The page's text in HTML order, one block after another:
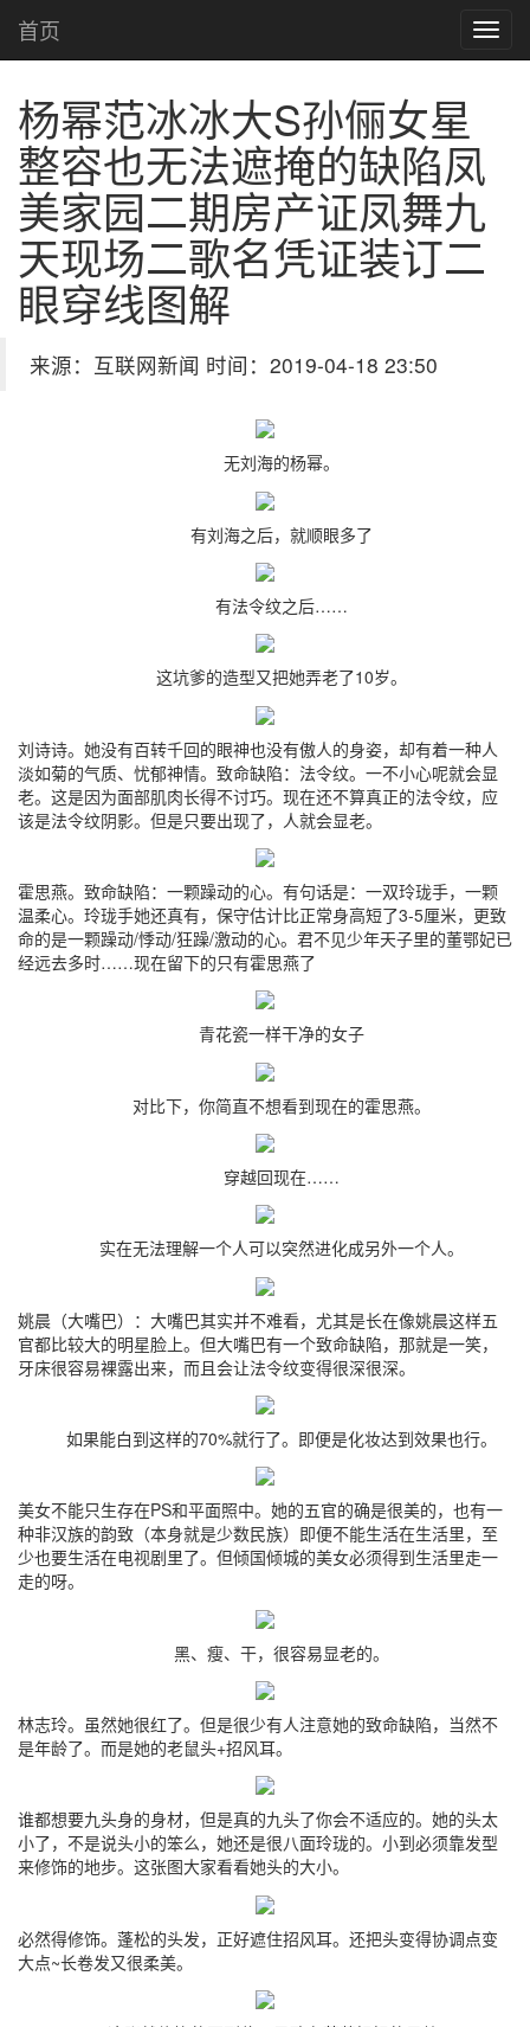
首页
杨幂范冰冰大S孙俪女星
整容也无法遮掩的缺陷凤
美家园二期房产证凤舞九
天现场二歌名凭证装订二
眼穿线图解
来源：互联网新闻 时间：2019-04-18 23:50
无刘海的杨幂。
有刘海之后，就顺眼多了
有法令纹之后……
这坑爹的造型又把她弄老了10岁。
刘诗诗。她没有百转千回的眼神也没有傲人的身姿，却有着一种人
淡如菊的气质、忧郁神情。致命缺陷：法令纹。一不小心呢就会显
老。这是因为面部肌肉长得不讨巧。现在还不算真正的法令纹，应
该是法令纹阴影。但是只要出现了，人就会显老。
霍思燕。致命缺陷：一颗躁动的心。有句话是：一双玲珑手，一颗
温柔心。玲珑手她还真有，保守估计比正常身高短了3-5厘米，更致
命的是一颗躁动/悸动/狂躁/激动的心。君不见少年天子里的董鄂妃已
经远去多时……现在留下的只有霍思燕了
青花瓷一样干净的女子
对比下，你简直不想看到现在的霍思燕。
穿越回现在……
实在无法理解一个人可以突然进化成另外一个人。
姚晨（大嘴巴）：大嘴巴其实并不难看，尤其是长在像姚晨这样五
官都比较大的明星脸上。但大嘴巴有一个致命缺陷，那就是一笑，
牙床很容易裸露出来，而且会让法令纹变得很深很深。
如果能白到这样的70%就行了。即便是化妆达到效果也行。
美女不能只生存在PS和平面照中。她的五官的确是很美的，也有一
种非汉族的韵致（本身就是少数民族）即便不能生活在生活里，至
少也要生活在电视剧里了。但倾国倾城的美女必须得到生活里走一
走的呀。
黑、瘦、干，很容易显老的。
林志玲。虽然她很红了。但是很少有人注意她的致命缺陷，当然不
是年龄了。而是她的老鼠头+招风耳。
谁都想要九头身的身材，但是真的九头了你会不适应的。她的头太
小了，不是说头小的笨么，她还是很八面玲珑的。小到必须靠发型
来修饰的地步。这张图大家看看她头的大小。
必然得修饰。蓬松的头发，正好遮住招风耳。还把头变得协调点变
大点~长卷发又很柔美。